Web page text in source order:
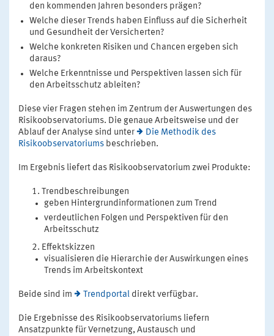
den kommenden Jahren besonders prägen?
Welche dieser Trends haben Einfluss auf die Sicherheit
und Gesundheit der Versicherten?
Welche konkreten Risiken und Chancen ergeben sich
daraus?
Welche Erkenntnisse und Perspektiven lassen sich für
den Arbeitsschutz ableiten?
Diese vier Fragen stehen im Zentrum der Auswertungen des
Risikoobservatoriums. Die genaue Arbeitsweise und der
Ablauf der Analyse sind unter
Die Methodik des
Risikoobservatoriums beschrieben.
Im Ergebnis liefert das Risikoobservatorium zwei Produkte:
Trendbeschreibungen
geben Hintergrundinformationen zum Trend
verdeutlichen Folgen und Perspektiven für den
Arbeitsschutz
Effektskizzen
visualisieren die Hierarchie der Auswirkungen eines
Trends im Arbeitskontext
Beide sind im Trendportal direkt verfügbar.
Die Ergebnisse des Risikoobservatoriums liefern
Ansatzpunkte für Vernetzung, Austausch und